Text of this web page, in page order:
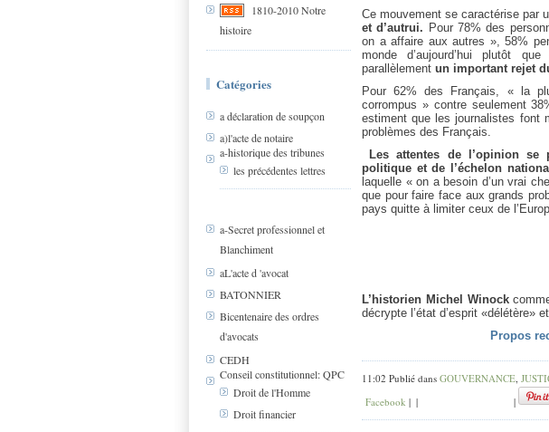
1810-2010 Notre
histoire
Catégories
a déclaration de soupçon
a)l'acte de notaire
a-historique des tribunes
les précédentes lettres
a-Secret professionnel et
Blanchiment
aL'acte d 'avocat
BATONNIER
Bicentenaire des ordres
d'avocats
CEDH
Conseil constitutionnel: QPC
Droit de l'Homme
Droit financier
Ce mouvement se caractérise par
et d’autrui. Pour 78% des
on a affaire aux autres », 58%
monde d’aujourd’hui plutôt
parallèlement un important rejet
Pour 62% des Français, « la
corrompus » contre seulement
estiment que les journalistes font
problèmes des Français.
Les attentes de l’opinion se
politique et de l’échelon national
laquelle « on a besoin d’un vrai
que pour faire face aux grands
pays quitte à limiter ceux de
L’historien Michel Winock
décrypte l’état d’esprit «délétère»
Propos
11:02 Publié dans GOUVERNANCE,
Facebook | | |